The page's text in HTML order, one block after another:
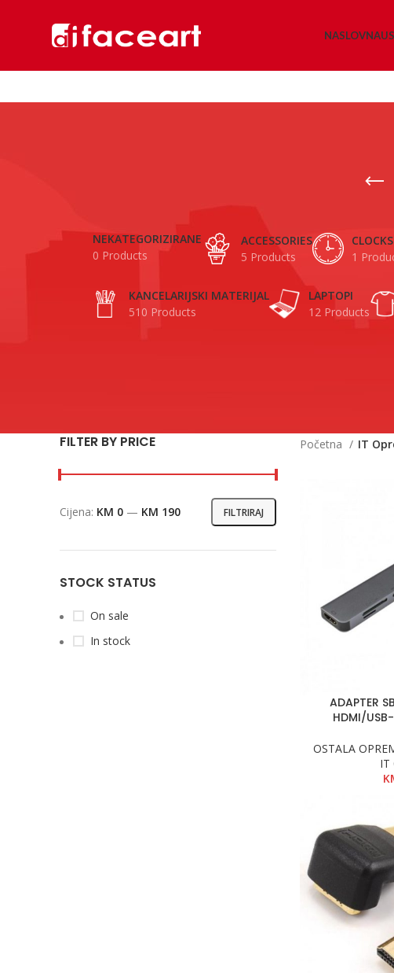
NASLOVNA
NEKATEGORIZIRANE
0 Products
ACCESSORIES
5 Products
CLOCKS
1
KANCELARIJSKI MATERIJAL
510 Products
LAPTOPI
12 Products
FILTER BY PRICE
Min
Maks
FILTRIRAJ
Cijena: KM 0 — KM 190
STOCK STATUS
On sale
In stock
Početna IT
ADAPTER
HDMI/
OSTALA
IT